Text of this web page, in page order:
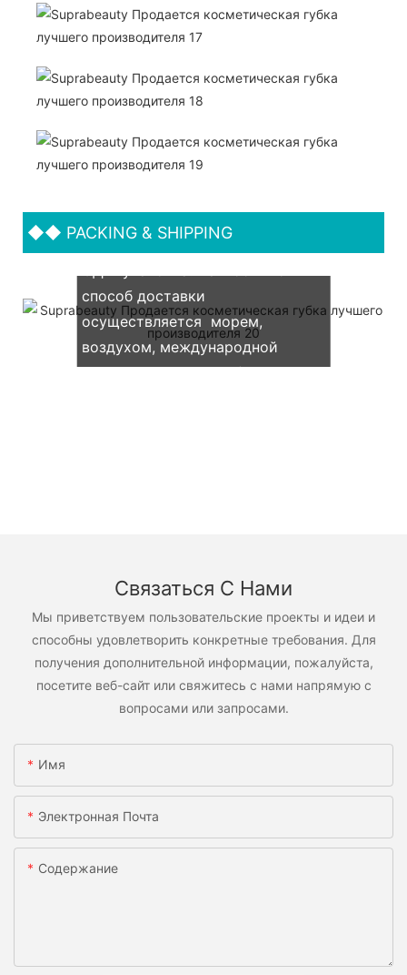
◆◆ PACKING & SHIPPING
Мы поддерживаем как OEM &
способ доставки
осуществляется морем,
воздухом, международной
экспресс-доставкой (DHL, UPS,
Связаться С Нами
Мы приветствуем пользовательские проекты и идеи и
способны удовлетворить конкретные требования. Для
получения дополнительной информации, пожалуйста,
посетите веб-сайт или свяжитесь с нами напрямую с
вопросами или запросами.
Имя
Электронная Почта
Содержание